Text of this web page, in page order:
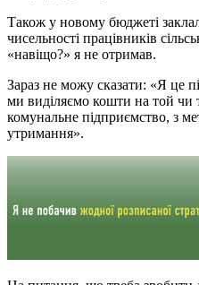
Також у новому бюджеті
чисельності працівників
«навіщо?» я не отримав.
Зараз не можу сказати: «Я це
ми виділяємо кошти на той чи
комунальне підприємство, з
утримання».